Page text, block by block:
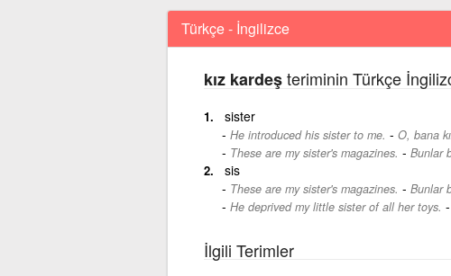
Türkçe - İngilizce
kız kardeşteriminin Türkçe
sister
He introduced his sister to me. - O, bana
These are my sister's magazines. - Bunlar
sis
These are my sister's magazines. - Bunlar
He deprived my little sister of all her toys. -
İlgili Terimler